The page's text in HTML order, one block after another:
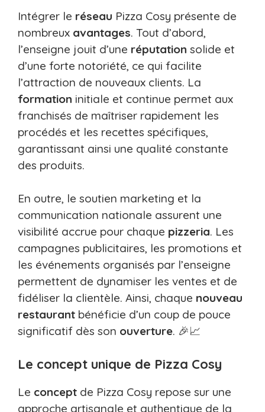
Intégrer le réseau Pizza Cosy présente de
nombreux avantages. Tout d’abord,
l’enseigne jouit d’une réputation solide et
d’une forte notoriété, ce qui facilite
l’attraction de nouveaux clients. La
formation initiale et continue permet aux
franchisés de maîtriser rapidement les
procédés et les recettes spécifiques,
garantissant ainsi une qualité constante
des produits.
En outre, le soutien marketing et la
communication nationale assurent une
visibilité accrue pour chaque pizzeria. Les
campagnes publicitaires, les promotions et
les événements organisés par l’enseigne
permettent de dynamiser les ventes et de
fidéliser la clientèle. Ainsi, chaque nouveau
restaurant bénéficie d’un coup de pouce
significatif dès son ouverture. 🎉📈
Le concept unique de Pizza Cosy
Le concept de Pizza Cosy repose sur une
approche artisanale et authentique de la